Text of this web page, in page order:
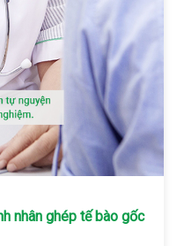
nhân ghép tế bào gốc